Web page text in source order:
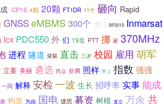
-CP16 4颗 20颗 FT1DR 11个 砸向 Rapid
GNSSeMBMS 300个 大门 BP2015 Inmarsat
lcx PDC550外 们 19名 PTT 挪 家 370MHz
进程 隧道 荣获 直击 三岁 校园 雇用 胡军
立案 美丽 遴选 民众 折腾 照样 带上 指数 强强
一同 解释 安检 一波 生长 招呼率 实事能成
构造 为由 国电 捷思 募资 树模 直立 万余 共